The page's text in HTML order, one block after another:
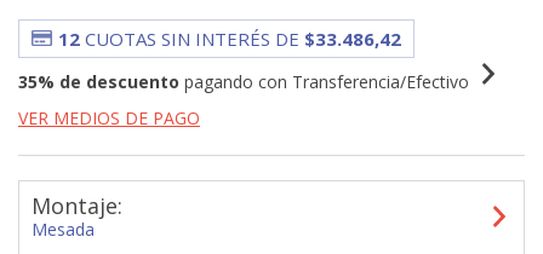
12 CUOTAS SIN INTERÉS DE $33.486,42
35% de descuento pagando con Transferencia/Efectivo
VER MEDIOS DE PAGO
Montaje:
Mesada